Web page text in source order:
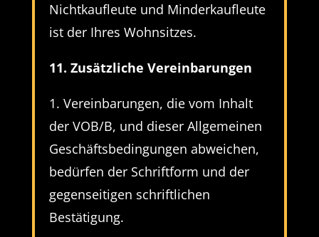
Nichtkaufleute und Minderkaufleute
ist der Ihres Wohnsitzes.
11. Zusätzliche Vereinbarungen
1. Vereinbarungen, die vom Inhalt
der VOB/B, und dieser Allgemeinen
Geschäftsbedingungen abweichen,
bedürfen der Schriftform und der
gegenseitigen schriftlichen
Bestätigung.